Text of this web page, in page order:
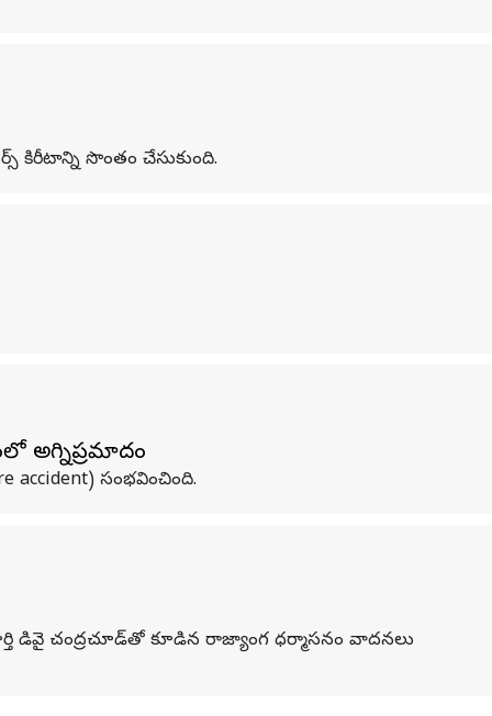
కిరీటాన్ని సొంతం చేసుకుంది.
అగ్నిప్రమాదం
సంభవించింది.
డివై చంద్రచూడ్‌తో కూడిన రాజ్యాంగ ధర్మాసనం వాదనలు